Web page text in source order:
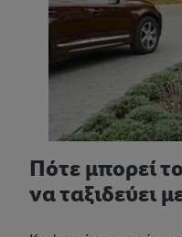
Πότε μπορεί
να ταξιδεύει